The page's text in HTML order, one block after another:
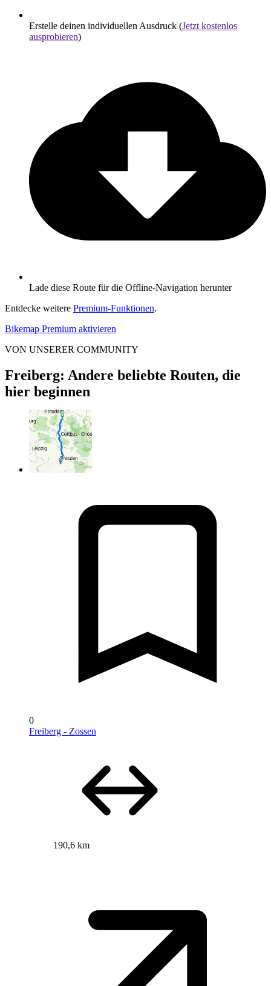
Erstelle deinen individuellen Ausdruck (Jetzt kostenlos
ausprobieren)
Lade diese Route für die Offline-Navigation herunter
Entdecke weitere Premium-Funktionen.
Bikemap Premium aktivieren
VON UNSERER COMMUNITY
Freiberg: Andere beliebte Routen, die
hier beginnen
0
Freiberg - Zossen
190,6 km